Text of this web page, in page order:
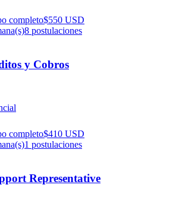
completo$550 USD
8 postulaciones
y Cobros
completo$410 USD
1 postulaciones
Representative